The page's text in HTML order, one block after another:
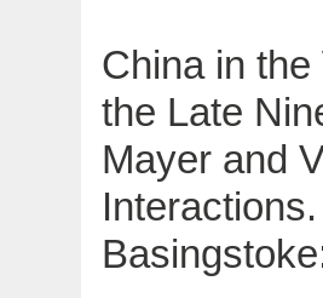
China in
the Late
Mayer and